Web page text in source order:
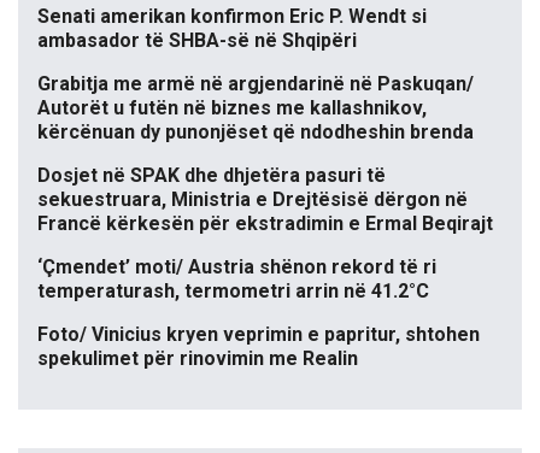
Senati amerikan konfirmon Eric P. Wendt si
ambasador të SHBA-së në Shqipëri
Grabitja me armë në argjendarinë në Paskuqan/
Autorët u futën në biznes me kallashnikov,
kërcënuan dy punonjëset që ndodheshin brenda
Dosjet në SPAK dhe dhjetëra pasuri të
sekuestruara, Ministria e Drejtësisë dërgon në
Francë kërkesën për ekstradimin e Ermal Beqirajt
‘Çmendet’ moti/ Austria shënon rekord të ri
temperaturash, termometri arrin në 41.2°C
Foto/ Vinicius kryen veprimin e papritur, shtohen
spekulimet për rinovimin me Realin